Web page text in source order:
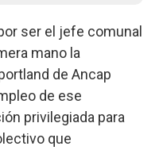
ser el jefe comunal
mano la
de Ancap
de ese
privilegiada para
que